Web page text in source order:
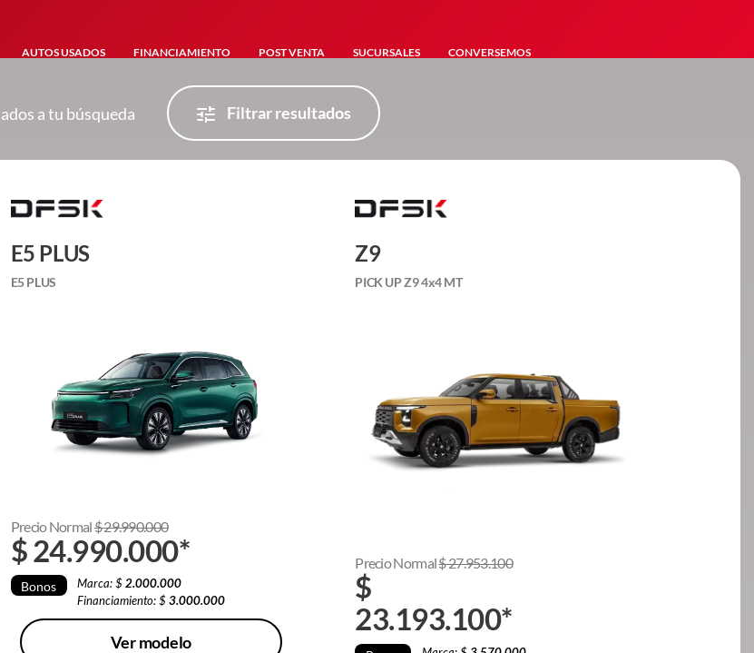
AUTOS USADOS FINANCIAMIENTO POST VENTA SUCURSALES CONVERSEMOS
a tu búsqueda Filtrar resultados
E5 PLUS
E5 PLUS
Precio Normal$29.990.000
$24.990.000*
Bonos Marca: $2.000.000
Financiamiento: $3.000.000
Ver modelo
Z9
PICK UP Z9 4x4 MT
Precio Normal$27.953.100
$
23.193.100*